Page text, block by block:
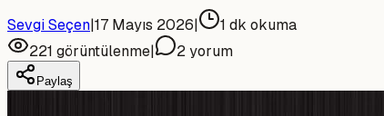
Sevgi Seçen|17 Mayıs 2026| 1 dk okuma
221 görüntülenme| 2yorum
Paylaş